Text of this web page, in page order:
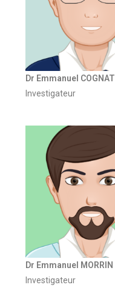
Dr Emmanuel COGNAT
Investigateur
Dr Emmanuel MORRIN
Investigateur